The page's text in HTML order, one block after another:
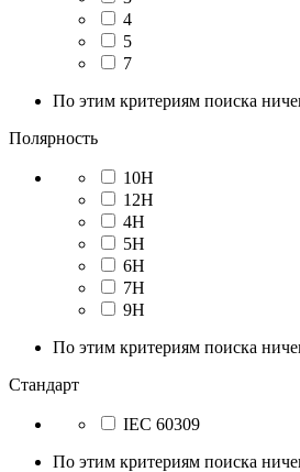
4
5
7
По этим критериям поиска
Полярность
10H
12H
4H
5H
6H
7H
9H
По этим критериям поиска
Стандарт
IEC 60309
По этим критериям поиска